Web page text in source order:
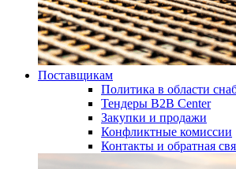
Поставщикам
Политика в области
Тендеры B2B Center
Закупки и продажи
Конфликтные комиссии
Контакты и обратная